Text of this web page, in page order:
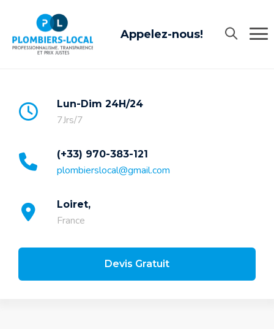
content
Appelez-nous!
Lun-Dim 24H/24
7Jrs/7
(+33) 970-383-121
plombierslocal@gmail.com
Loiret,
France
Devis Gratuit